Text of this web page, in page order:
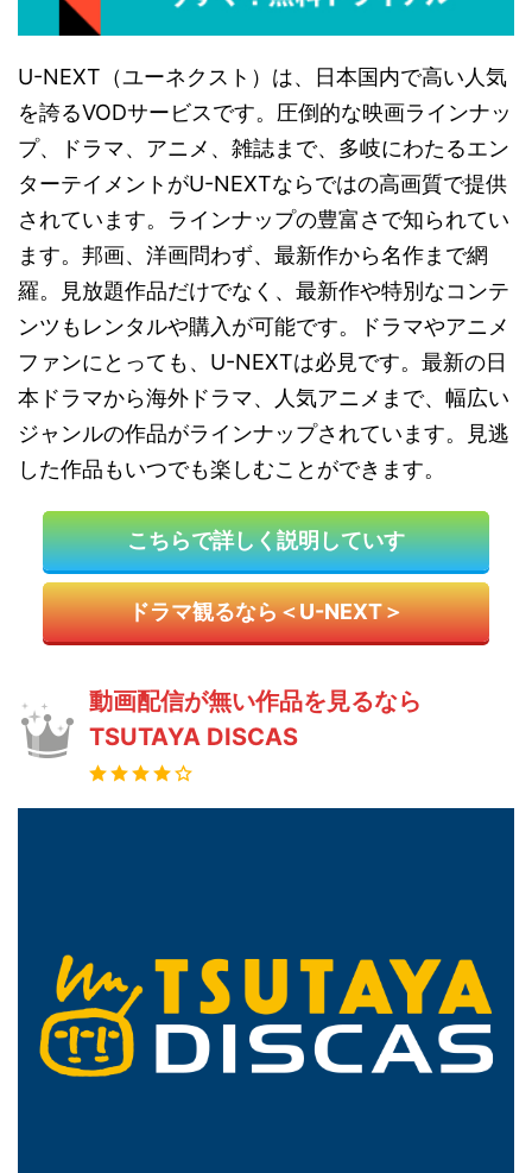
U-NEXT（ユーネクスト）は、日本国内で高い人気
を誇るVODサービスです。圧倒的な映画ラインナッ
プ、ドラマ、アニメ、雑誌まで、多岐にわたるエン
ターテイメントがU-NEXTならではの高画質で提供
されています。ラインナップの豊富さで知られてい
ます。邦画、洋画問わず、最新作から名作まで網
羅。見放題作品だけでなく、最新作や特別なコンテ
ンツもレンタルや購入が可能です。ドラマやアニメ
ファンにとっても、U-NEXTは必見です。最新の日
本ドラマから海外ドラマ、人気アニメまで、幅広い
ジャンルの作品がラインナップされています。見逃
した作品もいつでも楽しむことができます。
こちらで詳しく説明していす
ドラマ観るなら＜U-NEXT＞
動画配信が無い作品を見るなら
TSUTAYA DISCAS